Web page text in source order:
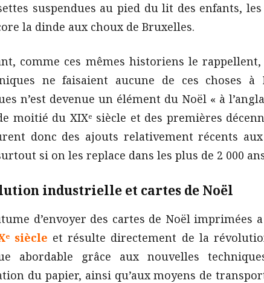
suspendues au pied du lit des enfants, les
la dinde aux choux de Bruxelles.
comme ces mêmes historiens le
ne faisaient aucune de ces choses à
n’est devenue un élément du Noël « à
moitié du XIXᵉ siècle et des premières
donc des ajouts relativement récents
si on les replace dans les plus de 2 000
industrielle et cartes de Noël
d’envoyer des cartes de Noël imprimées
siècle et résulte directement de la
abordable grâce aux nouvelles
du papier, ainsi qu’aux moyens de